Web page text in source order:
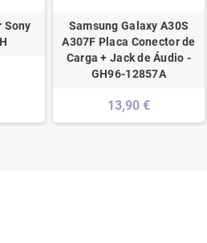
Sony
Samsung Galaxy A30S
A307F Placa Conector de
Carga + Jack de Áudio -
GH96-12857A
13,90 €